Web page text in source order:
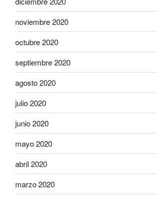
noviembre 2020
octubre 2020
septiembre 2020
agosto 2020
julio 2020
junio 2020
mayo 2020
abril 2020
marzo 2020